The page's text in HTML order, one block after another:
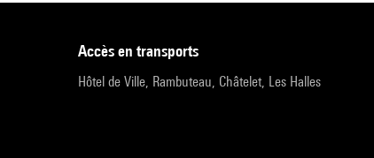
accès en transports
Hôtel de Ville, Rambuteau, Châtelet, Les Halles